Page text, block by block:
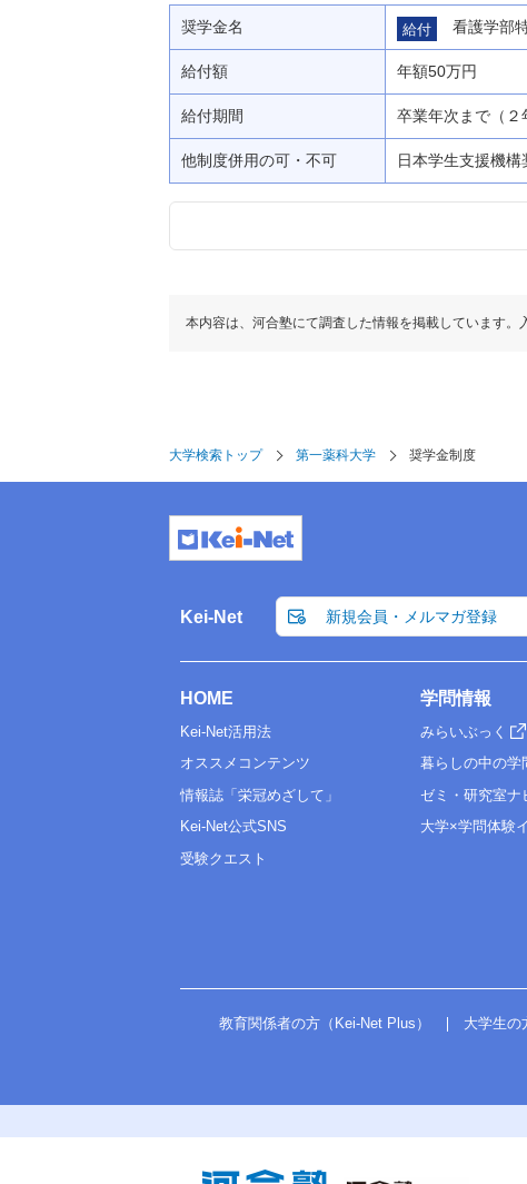
奨学金名 給付 看護学部
給付額 年額50万円
給付期間 卒業年次まで（２
他制度併用の可・不可 日本学生支援機
本内容は、河合塾にて調査した情報を掲載しています。
大学検索トップ 第一薬科大学 奨学金制度
Kei-Net 新規会員・メルマガ登録
HOME
Kei-Net活用法
オススメコンテンツ
情報誌「栄冠めざして」
Kei-Net公式SNS
受験クエスト
学問情報
みらいぶっく
暮らしの中の学
ゼミ・研究室ナ
大学×学問体験
教育関係者の方（Kei-Net Plus） 大学生の